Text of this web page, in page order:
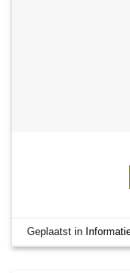
Geplaatst in